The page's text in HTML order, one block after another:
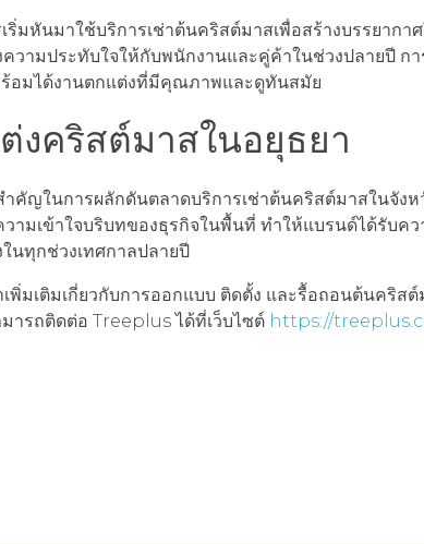
หันมาใช้บริการเช่าต้นคริสต์มาสเพื่อสร้างบรรยากา
ามประทับใจให้กับพนักงานและคู่ค้าในช่วงปลายปี กา
อมได้งานตกแต่งที่มีคุณภาพและดูทันสมัย
งคริสต์มาสในอยุธยา
คัญในการผลักดันตลาดบริการเช่าต้นคริสต์มาสในจังห
มเข้าใจบริบทของธุรกิจในพื้นที่ ทำให้แบรนด์ได้รับคว
นทุกช่วงเทศกาลปลายปี
พิ่มเติมเกี่ยวกับการออกแบบ ติดตั้ง และรื้อถอนต้นคริสต์
ารถติดต่อ Treeplus ได้ที่เว็บไซต์ https://